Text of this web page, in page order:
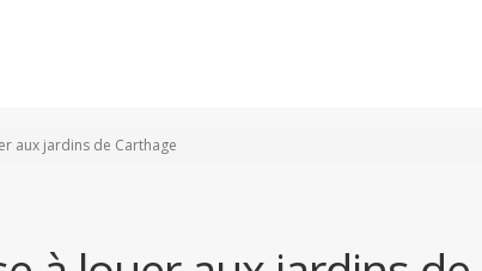
aux jardins de Carthage